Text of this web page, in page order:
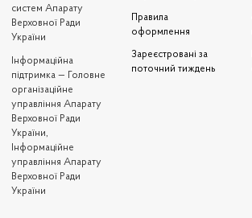
систем Апарату
Верховної Ради
України
Iнформаційна
підтримка — Головне
організаційне
управління Апарату
Верховної Ради
України,
Інформаційне
управління Апарату
Верховної Ради
України
Правила
оформлення
Зареєстровані за
поточний тиждень